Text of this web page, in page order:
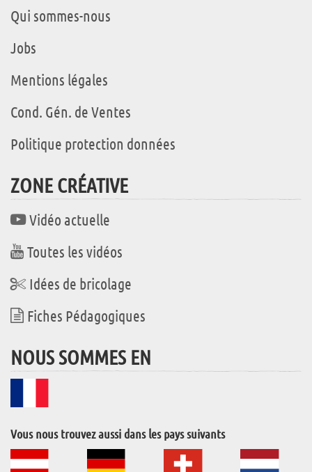
Qui sommes-nous
Jobs
Mentions légales
Cond. Gén. de Ventes
Politique protection données
ZONE CRÉATIVE
Vidéo actuelle
Toutes les vidéos
Idées de bricolage
Fiches Pédagogiques
NOUS SOMMES EN
Vous nous trouvez aussi dans les pays suivants